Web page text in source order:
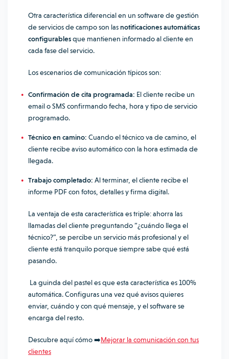
Otra característica diferencial en un software de gestión
de servicios de campo son lasnotificaciones automáticas
configurablesque mantienen informado al cliente en
cada fase del servicio.
Los escenarios de comunicación típicos son:
Confirmación de cita programada: El cliente recibe un
email o SMS confirmando fecha, hora y tipo de servicio
programado.
Técnico en camino: Cuando el técnico va de camino, el
cliente recibe aviso automático con la hora estimada de
llegada.
Trabajo completado: Al terminar, el cliente recibe el
informe PDF con fotos, detalles y firma digital.
La ventaja de esta característica es triple: ahorra las
llamadas del cliente preguntando “¿cuándo llega el
técnico?”, se percibe un servicio más profesional y el
cliente está tranquilo porque siempre sabe qué está
pasando.
La guinda del pastel es que esta característica es 100%
automática. Configuras una vez qué avisos quieres
enviar, cuándo y con qué mensaje, y el software se
encarga del resto.
Descubre aquí cómo ➡️Mejorar la comunicación con tus
clientes